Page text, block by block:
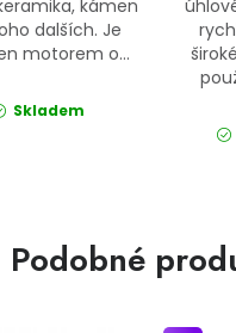
kámen
dalších. Je
motorem o...
Skladem
Podobné